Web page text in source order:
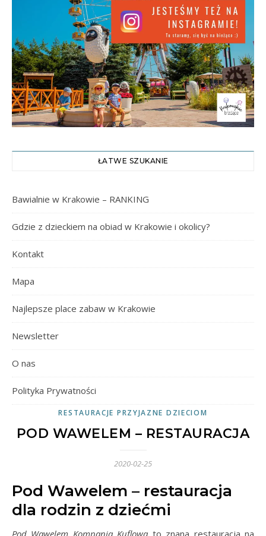
ŁATWE SZUKANIE
Bawialnie w Krakowie – RANKING
Gdzie z dzieckiem na obiad w Krakowie i okolicy?
Kontakt
Mapa
Najlepsze place zabaw w Krakowie
Newsletter
O nas
Polityka Prywatności
RESTAURACJE PRZYJAZNE DZIECIOM
POD WAWELEM – RESTAURACJA
2020-02-25
Pod Wawelem – restauracja
dla rodzin z dziećmi
Pod Wawelem Kompania Kuflowa to znana restauracja na